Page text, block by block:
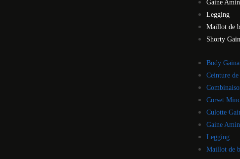
Gaine
Legging
Maillot de
Shorty
Body
Ceinture
Corset
Culotte
Gaine
Legging
Maillot de